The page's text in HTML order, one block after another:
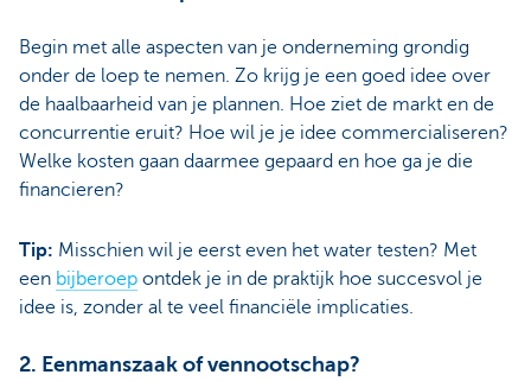
Begin met alle aspecten van je onderneming grondig
onder de loep te nemen. Zo krijg je een goed idee over
de haalbaarheid van je plannen. Hoe ziet de markt en de
concurrentie eruit? Hoe wil je je idee commercialiseren?
Welke kosten gaan daarmee gepaard en hoe ga je die
financieren?
Tip: Misschien wil je eerst even het water testen? Met
een bijberoep ontdek je in de praktijk hoe succesvol je
idee is, zonder al te veel financiële implicaties.
2. Eenmanszaak of vennootschap?